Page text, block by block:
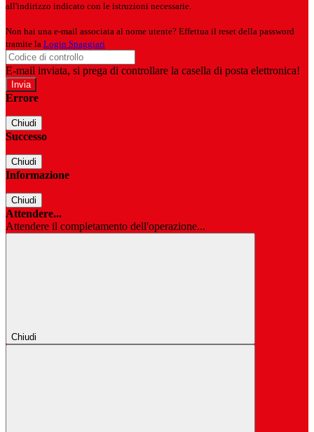
all'indirizzo indicato con le istruzioni necessarie.
Non hai una e-mail associata al nome utente? Effettua il reset della password
tramite la Login Spaggiari
E-mail inviata, si prega di controllare la casella di posta elettronica!
Errore
Chiudi
Successo
Chiudi
Informazione
Chiudi
Attendere...
Attendere il completamento dell'operazione...
Chiudi